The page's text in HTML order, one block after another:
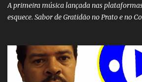
A primeira música lançada nas
esquece. Sabor de Gratidão no Prato e no